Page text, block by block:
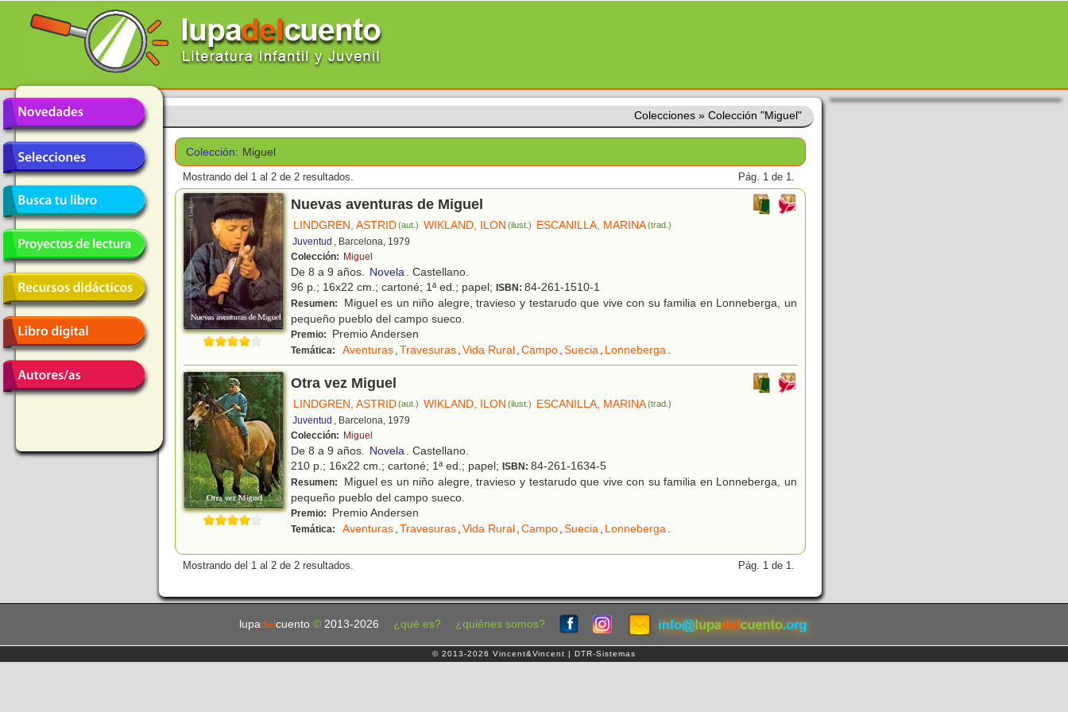
Colecciones » Colección "Miguel"
Colección: Miguel
Mostrando del 1 al 2 de 2 resultados. Pág. 1 de 1.
Nuevas aventuras de Miguel
LINDGREN, ASTRID(aut.) WIKLAND, ILON (ilust.) ESCANILLA, MARINA(trad.)
Juventud , Barcelona, 1979
Colección: Miguel
De 8 a 9 años. Novela. Castellano.
96 p.; 16x22 cm.; cartoné; 1ª ed.; papel; ISBN: 84-261-1510-1
Resumen:
Miguel es un niño alegre, travieso y testarudo que vive con su familia en Lonneberga, un
pequeño pueblo del campo sueco.
Premio: Premio Andersen
Temática: Aventuras,Travesuras,Vida Rural,Campo,Suecia, Lonneberga.
Otra vez Miguel
LINDGREN, ASTRID(aut.) WIKLAND, ILON (ilust.) ESCANILLA, MARINA(trad.)
Juventud , Barcelona, 1979
Colección: Miguel
De 8 a 9 años. Novela. Castellano.
210 p.; 16x22 cm.; cartoné; 1ª ed.; papel; ISBN: 84-261-1634-5
Resumen:
Miguel es un niño alegre, travieso y testarudo que vive con su familia en Lonneberga, un
pequeño pueblo del campo sueco.
Premio: Premio Andersen
Temática: Aventuras,Travesuras,Vida Rural,Campo,Suecia, Lonneberga.
Mostrando del 1 al 2 de 2 resultados. Pág. 1 de 1.
lupadel cuento © 2013-2026 ¿qué es? ¿quiénes somos?
© 2013-2026 Vincent&Vincent | DTR-Sistemas